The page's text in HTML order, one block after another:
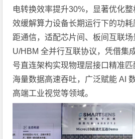
电转换效率提升30%，显著优化
效缓解算力设备长期运行下的功
距通信，适配芯片间、板间互联
U/HBM 全并行互联协议，凭借集
号直连架构实现物理层接口精准
海量数据高速吞吐，广泛赋能 AI
高端工业视觉等领域。